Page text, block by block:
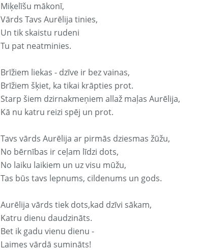
Miķelīšu mākonī,
Vārds Tavs Aurēlija tinies,
Un tik skaistu rudeni
Tu pat neatminies.
Brīžiem liekas - dzīve ir bez vainas,
Brīžiem šķiet, ka tikai krāpties prot.
Starp šiem dzirnakmeņiem allaž maļas Aurēlija,
Kā nu katru reizi spēj un prot.
Tavs vārds Aurēlija ar pirmās dziesmas žūžu,
No bērnības ir ceļam līdzi dots,
No laiku laikiem un uz visu mūžu,
Tas būs tavs lepnums, cildenums un gods.
Aurēlija vārds tiek dots,kad dzīvi sākam,
Katru dienu daudzināts.
Bet ik gadu vienu dienu -
Laimes vārdā sumināts!